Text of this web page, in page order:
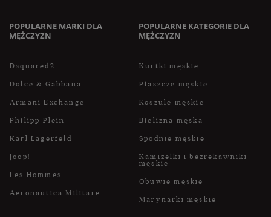
POPULARNE MARKI DLA
MĘŻCZYZN
Dsquared2
Dolce & Gabbana
Armani Exchange
Philipp Plein
Karl Lagerfeld
Joop!
Les Hommes
Aeronautica Militare
POPULARNE KATEGORIE DLA
MĘŻCZYZN
Kurtki męskie
Płaszcze męskie
Koszule męskie
Bielizna męska
Spodnie męskie
Kamizelki i bezrękawniki
męskie
Obuwie męskie
Marynarki męskie